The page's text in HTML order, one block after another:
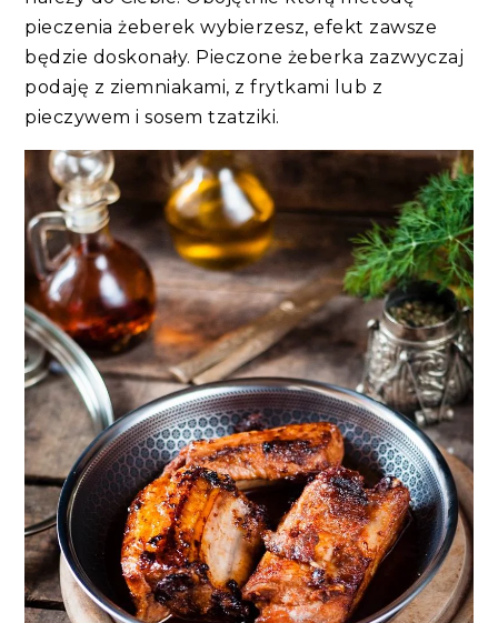
pieczenia żeberek wybierzesz, efekt zawsze
będzie doskonały. Pieczone żeberka zazwyczaj
podaję z ziemniakami, z frytkami lub z
pieczywem i sosem tzatziki.